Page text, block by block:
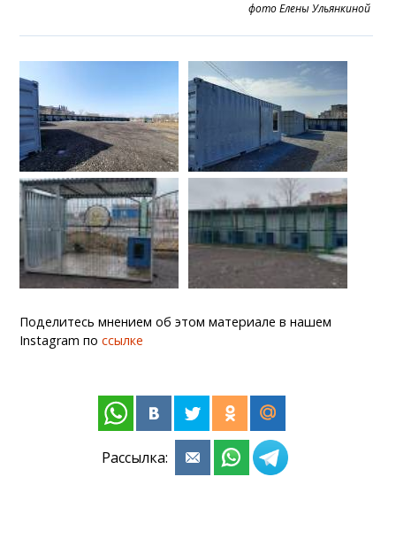
фото Елены Ульянкиной
Поделитесь мнением об этом материале в нашем
Instagram поссылке
Рассылка: